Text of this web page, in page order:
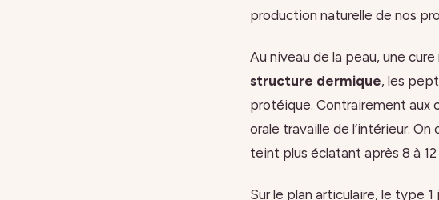
production naturelle de nos
Au niveau de la peau, une
structure dermique, les
protéique. Contrairement aux
orale travaille de l’intérieur.
teint plus éclatant après 8 à
Sur le plan articulaire, le type